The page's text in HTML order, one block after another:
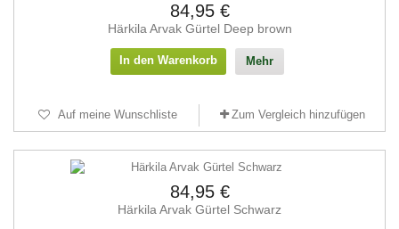
84,95 €
Härkila Arvak Gürtel Deep brown
In den Warenkorb Mehr
Auf meine Wunschliste Zum Vergleich hinzufügen
84,95 €
Härkila Arvak Gürtel Schwarz